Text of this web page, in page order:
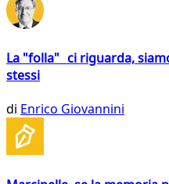
La "folla" ci riguarda,
stessi
di Enrico Giovannini